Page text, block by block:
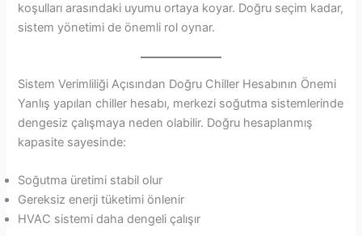
koşulları arasındaki uyumu ortaya koyar. Doğru seçim kadar,
sistem yönetimi de önemli rol oynar.
Sistem Verimliliği Açısından Doğru Chiller Hesabının Önemi
Yanlış yapılan chiller hesabı, merkezi soğutma sistemlerinde
dengesiz çalışmaya neden olabilir. Doğru hesaplanmış
kapasite sayesinde:
Soğutma üretimi stabil olur
Gereksiz enerji tüketimi önlenir
HVAC sistemi daha dengeli çalışır